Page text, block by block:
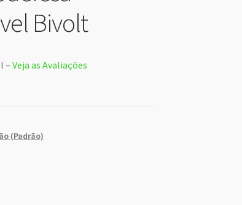
Bivolt
– Veja as Avaliações
(Padrão)